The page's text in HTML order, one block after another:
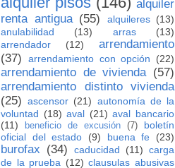
alquiler
renta antigua (55) alquileres (13)
anulabilidad
(13) arras
(13)
arrendador
(12)
arrendamiento
(37)
arrendamiento con opción (22)
arrendamiento de vivienda (57)
arrendamiento distinto vivienda
(25) ascensor (21) autonomía de la
voluntad (18) aval (21) aval bancario
(11)
beneficio de excusión (7)
boletín
oficial del estado
(9) buena fe (23)
burofax (34) caducidad (11) carga
de la prueba (12) clausulas abusivas